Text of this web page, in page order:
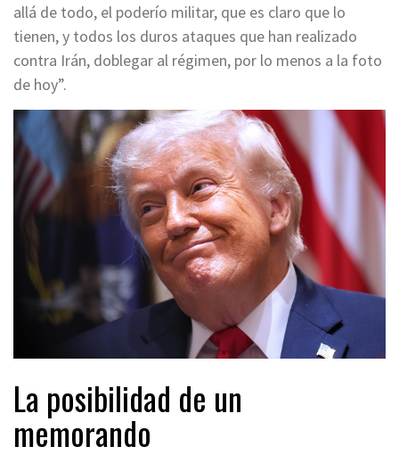
allá de todo, el poderío militar, que es claro que lo
tienen, y todos los duros ataques que han realizado
contra Irán, doblegar al régimen, por lo menos a la foto
de hoy”.
La posibilidad de un
memorando